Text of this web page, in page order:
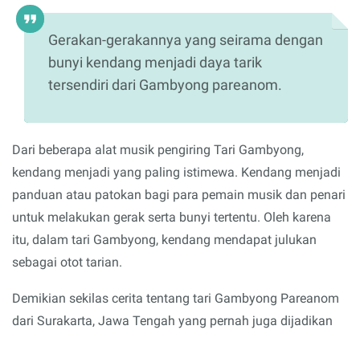
Gerakan-gerakannya yang seirama dengan
bunyi kendang menjadi daya tarik
tersendiri dari Gambyong pareanom.
Dari beberapa alat musik pengiring Tari Gambyong,
kendang menjadi yang paling istimewa. Kendang menjadi
panduan atau patokan bagi para pemain musik dan penari
untuk melakukan gerak serta bunyi tertentu. Oleh karena
itu, dalam tari Gambyong, kendang mendapat julukan
sebagai otot tarian.
Demikian sekilas cerita tentang tari Gambyong Pareanom
dari Surakarta, Jawa Tengah yang pernah juga dijadikan